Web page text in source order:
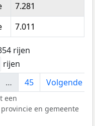
7.281
7.011
rijen
rijen
… 45 Volgende
een
en gemeente